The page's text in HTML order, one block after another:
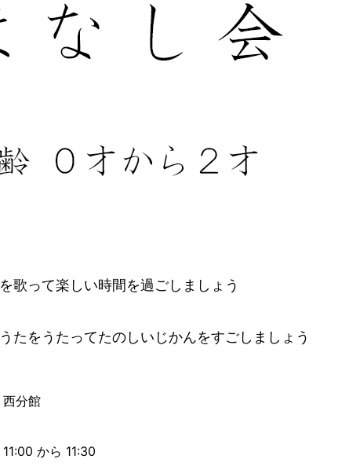
歌って楽しい時間を過ごしましょう
たをうたってたのしいじかんをすごしましょう
西分館
11:00 から 11:30